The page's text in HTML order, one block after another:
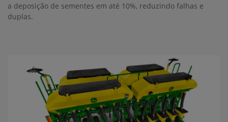
a deposição de sementes em até 10%, reduzindo falhas e
duplas.